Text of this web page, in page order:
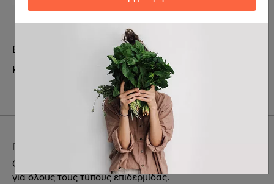
Brand:
Κατηγορία:
Ατομική περιποίηση & συμπληρώματα
διατροφής
Περιποίηση Γυναικεία
Περιγραφή:
Ορός προσώπου ενυδάτωσης με βιταμίνη C, κατάλληλος
για όλους τους τύπους επιδερμίδας.